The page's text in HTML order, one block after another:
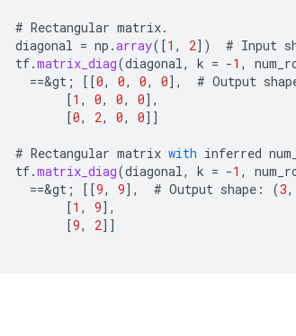
# Rectangular matrix.
diagonal = np .array( [1 , 2] ) # Input
tf.matrix_diag(diagonal, k = -1 ,
==&gt ; [[0, 0, 0, 0] , # Output
[1 , 0, 0, 0] ,
[0, 2, 0, 0]]
# Rectangular matrix with inferred
tf.matrix_diag(diagonal, k = -1 ,
==&gt ; [[9, 9] , # Output shape : (3,
[1 , 9] ,
[9, 2]]